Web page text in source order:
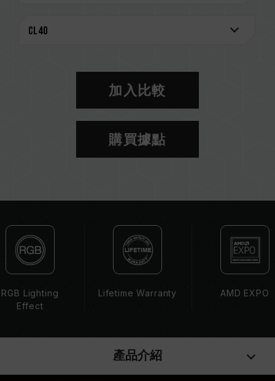
(美國發明專利: US12111715B2)
選購記憶體產品前，請先參考主機板品牌的 QVL
相容性列表。
請勿混合使用不同容量、頻率、品牌、型號的記憶
CPU 記憶體控制器(IMC)的體質以及當前使用的
記憶體的最終運行頻率取決於系統 BIOS 設定及主
機板、CPU 相容性。
若未啟用 XMP（Intel）或 EXPO（AMD），記
憶體將以 SPD 預設頻率（JEDEC 標準）運行，
產品瑕疵。
超頻行為（如啟用 XMP / EXPO 設定）屬於非
JEDEC 標準規範，可能影響系統穩定性。若因超
加入比較
購買據點
RGB Lighting
Effect
Lifetime Warranty AMD EXPO
產品介紹